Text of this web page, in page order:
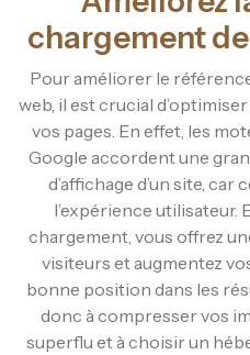
chargement
Pour améliorer le
web, il est crucial
vos pages. En effet, les
Google accordent une
d’affichage d’un site,
l’expérience utilisateur.
chargement, vous offrez
visiteurs et augmentez
bonne position dans les
donc à compresser vos
superflu et à choisir un